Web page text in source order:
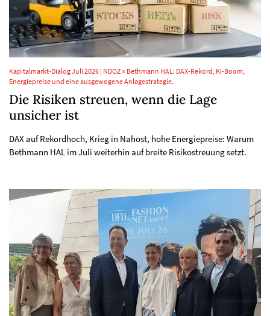
Kapitalmarkt-Dialog Juli 2026 | NDOZ × Bethmann HAL: DAX-Rekord, KI-Boom,
Energiepreise und eine ausgewogene Anlagestrategie.
Die Risiken streuen, wenn die Lage
unsicher ist
DAX auf Rekordhoch, Krieg in Nahost, hohe Energiepreise: Warum
Bethmann HAL im Juli weiterhin auf breite Risikostreuung setzt.